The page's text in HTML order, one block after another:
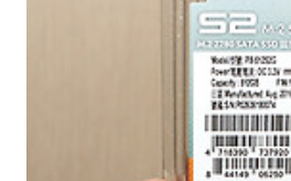
습니다. 플렉스터 S2C 512GB PX-512S2C
스터는 제품의 인지도를 무기로 지속적을
해나가고 있는데요. 그중에서 이번에 소개..